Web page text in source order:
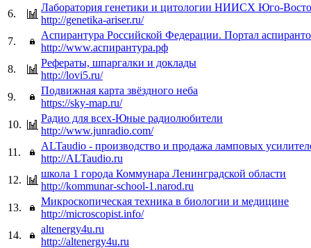
6.
Лаборатория генетики и цитологии НИИСХ Юго-
http://genetika-ariser.ru/
7.
Аспирантура Российской Федерации. Портал
http://www.аспирантура.рф
8.
Рефераты, шпаргалки и доклады
http://lovi5.ru/
9.
Подвижная карта звёздного неба
https://sky-map.ru/
10.
Радио для всех-Юные радиолюбители
http://www.junradio.com/
11.
ALTaudio - производство и продажа ламповых
http://ALTaudio.ru
12.
школа 1 города Коммунара Ленинградской области
http://kommunar-school-1.narod.ru
13.
Микроскопическая техника в биологии и медицине
http://microscopist.info/
14.
altenergy4u.ru
http://altenergy4u.ru